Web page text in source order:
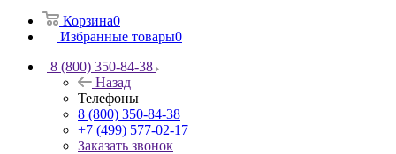
Корзина0
Избранные товары0
8 (800) 350-84-38
Назад
Телефоны
8 (800) 350-84-38
+7 (499) 577-02-17
Заказать звонок